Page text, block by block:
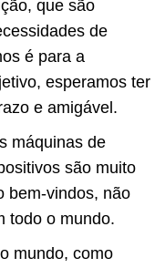
que são
de
é para a
esperamos ter
e amigável.
máquinas de
são muito
bem-vindos, não
todo o mundo.
mundo, como